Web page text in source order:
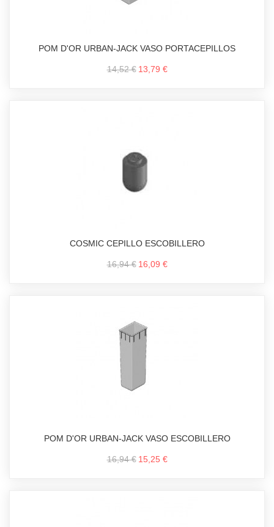
POM D'OR URBAN-JACK VASO PORTACEPILLOS
14,52 € 13,79 €
COSMIC CEPILLO ESCOBILLERO
16,94 € 16,09 €
POM D'OR URBAN-JACK VASO ESCOBILLERO
16,94 € 15,25 €